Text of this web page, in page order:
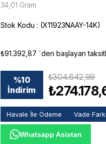
34,01 Gram
Stok Kodu (X11923NAAY-14K)
₺91.392,87 `den başlayan
%10
İndirim
₺304.642,99
Havale İle Ödeme Vade
Whatsapp Asistan